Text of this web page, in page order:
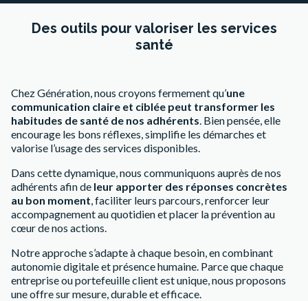
Des outils pour valoriser les services
santé
Chez Génération, nous croyons fermement qu’une
communication claire et ciblée peut transformer les
habitudes de santé de nos adhérents. Bien pensée, elle
encourage les bons réflexes, simplifie les démarches et
valorise l’usage des services disponibles.
Dans cette dynamique, nous communiquons auprès de nos
adhérents afin de leur apporter des réponses concrètes
au bon moment, faciliter leurs parcours, renforcer leur
accompagnement au quotidien et placer la prévention au
cœur de nos actions.
Notre approche s’adapte à chaque besoin, en combinant
autonomie digitale et présence humaine. Parce que chaque
entreprise ou portefeuille client est unique, nous proposons
une offre sur mesure, durable et efficace.